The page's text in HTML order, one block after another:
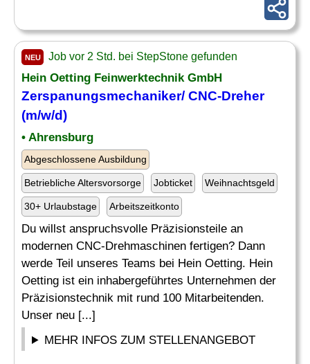
NEU Job vor 2 Std. bei StepStone gefunden
Hein Oetting Feinwerktechnik GmbH
Zerspanungsmechaniker/ CNC-Dreher
(m/w/d)
• Ahrensburg
Abgeschlossene Ausbildung
Betriebliche Altersvorsorge Jobticket Weihnachtsgeld
30+ Urlaubstage Arbeitszeitkonto
Du willst anspruchsvolle Präzisionsteile an
modernen CNC-Drehmaschinen fertigen? Dann
werde Teil unseres Teams bei Hein Oetting. Hein
Oetting ist ein inhabergeführtes Unternehmen der
Präzisionstechnik mit rund 100 Mitarbeitenden.
Unser neu [...]
MEHR INFOS ZUM STELLENANGEBOT